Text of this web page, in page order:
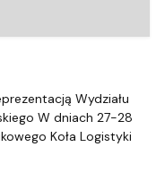
Wydziału
W dniach 27-28
Koła Logistyki